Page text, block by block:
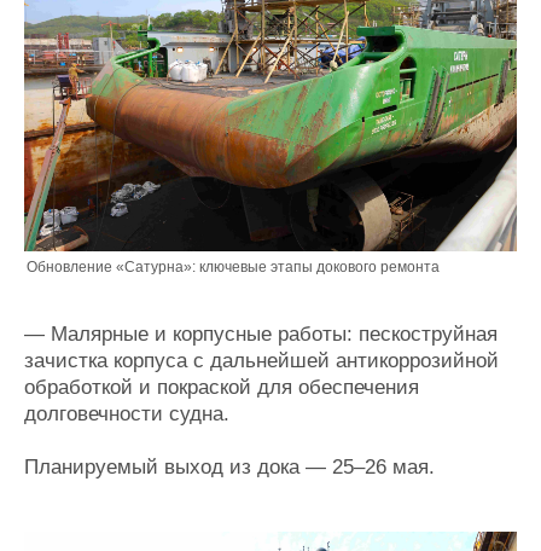
Обновление «Сатурна»: ключевые этапы докового ремонта
— Малярные и корпусные работы: пескоструйная
зачистка корпуса с дальнейшей антикоррозийной
обработкой и покраской для обеспечения
долговечности судна.
Планируемый выход из дока — 25–26 мая.